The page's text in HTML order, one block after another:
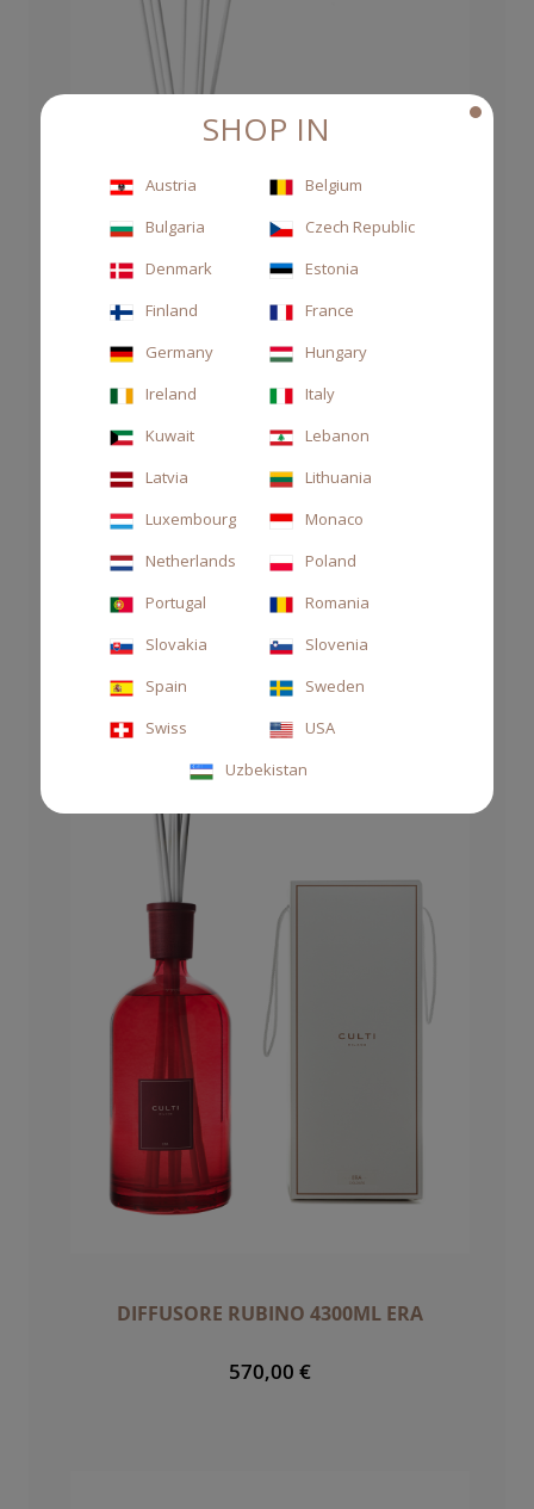
DIFFUSORE DECOR 2700ML ERA
500,00 €
DIFFUSORE RUBINO 4300ML ERA
570,00 €
SHOP IN
Austria
Belgium
Bulgaria
Czech Republic
Denmark
Estonia
Finland
France
Germany
Hungary
Ireland
Italy
Kuwait
Lebanon
Latvia
Lithuania
Luxembourg
Monaco
Netherlands
Poland
Portugal
Romania
Slovakia
Slovenia
Spain
Sweden
Swiss
USA
Uzbekistan